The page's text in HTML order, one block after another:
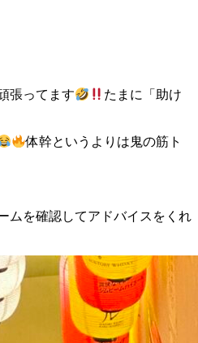
張ってます
たまに「助け
体幹というよりは鬼の筋ト
ムを確認してアドバイスをくれ